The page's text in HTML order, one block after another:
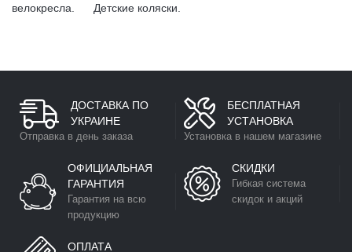
велокресла.
Детские коляски.
ДОСТАВКА ПО
УКРАИНЕ
Отправка в день заказа
БЕСПЛАТНАЯ
УСТАНОВКА
Установка в нашем магазине
ОФИЦИАЛЬНАЯ
ГАРАНТИЯ
Гарантия на всю
продукцию
СКИДКИ
Гибкая система
скидок и акций
ОПЛАТА